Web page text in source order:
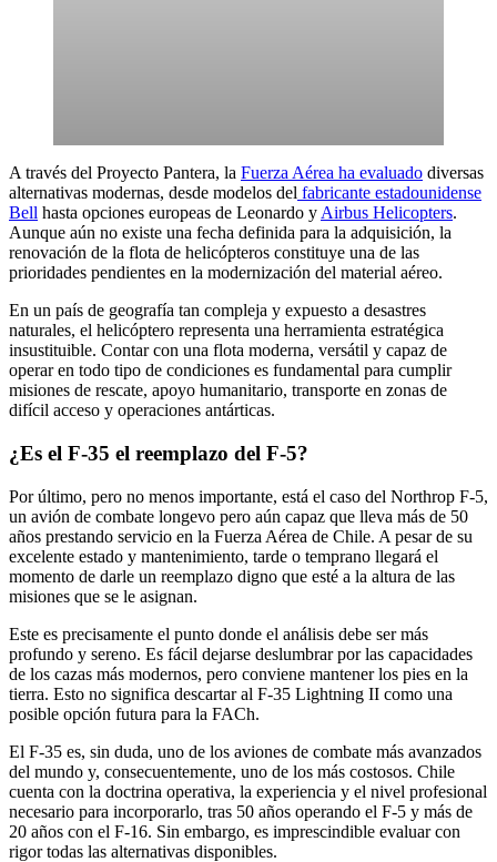
A través del Proyecto Pantera, la Fuerza Aérea ha evaluado diversas
alternativas modernas, desde modelos del fabricante estadounidense
Bell hasta opciones europeas de Leonardo y Airbus Helicopters.
Aunque aún no existe una fecha definida para la adquisición, la
renovación de la flota de helicópteros constituye una de las
prioridades pendientes en la modernización del material aéreo.
En un país de geografía tan compleja y expuesto a desastres
naturales, el helicóptero representa una herramienta estratégica
insustituible. Contar con una flota moderna, versátil y capaz de
operar en todo tipo de condiciones es fundamental para cumplir
misiones de rescate, apoyo humanitario, transporte en zonas de
difícil acceso y operaciones antárticas.
¿Es el F-35 el reemplazo del F-5?
Por último, pero no menos importante, está el caso del Northrop F-5,
un avión de combate longevo pero aún capaz que lleva más de 50
años prestando servicio en la Fuerza Aérea de Chile. A pesar de su
excelente estado y mantenimiento, tarde o temprano llegará el
momento de darle un reemplazo digno que esté a la altura de las
misiones que se le asignan.
Este es precisamente el punto donde el análisis debe ser más
profundo y sereno. Es fácil dejarse deslumbrar por las capacidades
de los cazas más modernos, pero conviene mantener los pies en la
tierra. Esto no significa descartar al F-35 Lightning II como una
posible opción futura para la FACh.
El F-35 es, sin duda, uno de los aviones de combate más avanzados
del mundo y, consecuentemente, uno de los más costosos. Chile
cuenta con la doctrina operativa, la experiencia y el nivel profesional
necesario para incorporarlo, tras 50 años operando el F-5 y más de
20 años con el F-16. Sin embargo, es imprescindible evaluar con
rigor todas las alternativas disponibles.